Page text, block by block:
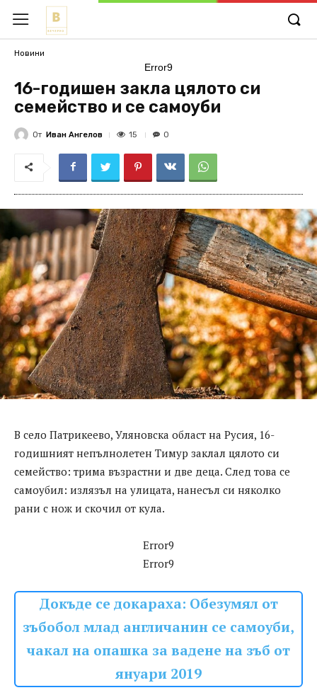
Новини
Error9
16-годишен закла цялото си
семейство и се самоуби
От Иван Ангелов 15 0
В село Патрикеево, Уляновска област на Русия, 16-
годишният непълнолетен Тимур заклал цялото си
семейство: трима възрастни и две деца. След това се
самоубил: излязъл на улицата, нанесъл си няколко
рани с нож и скочил от кула.
Error9
Error9
Докъде се докараха: Обезумял от
зъбобол млад англичанин се самоуби,
чакал на опашка за вадене на зъб от
януари 2019